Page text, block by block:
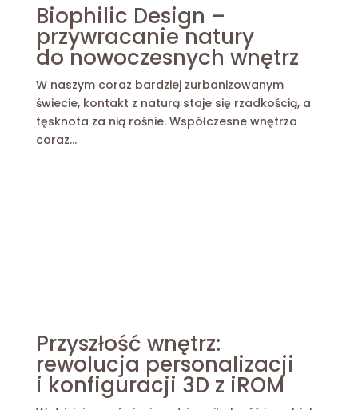
Biophilic Design –
przywracanie natury
do nowoczesnych wnętrz
W naszym coraz bardziej zurbanizowanym
świecie, kontakt z naturą staje się rzadkością, a
tęsknota za nią rośnie. Współczesne wnętrza
coraz...
Przyszłość wnętrz:
rewolucja personalizacji
i konfiguracji 3D z iROM